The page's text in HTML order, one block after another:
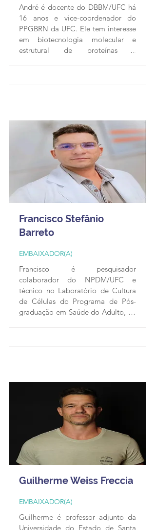
André é docente do DBBM/UFC há
16 anos e vice-coordenador do
PPGBRN da UFC. Ele tem interesse
em biotecnologia molecular e
estrutural de proteínas e
heteróloga (Microalga). Sua
ups de biotecnologia.
Francisco Stefânio
Barreto
EMBAIXADOR(A)
Francisco é pesquisador
colaborador do NPDM/UFC e
técnico no Laboratório de Cultura
de Células do Programa de Pós-
graduação em Saúde do Adulto, na
Ciências Biológicas e da Saúde da
Farmacologia e Oncologia
Experimental. Como Embaixador
da RBR, seu projeto envolve a
promoção de reprodutibilidade
científica na UFMA por meio da
realização de minicursos.
Guilherme Weiss Freccia
EMBAIXADOR(A)
Guilherme é professor adjunto da
Universidade do Estado de Santa